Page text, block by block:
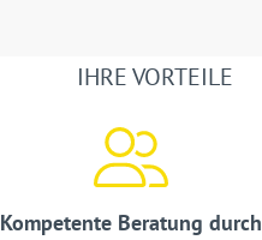
IHRE VORTEILE
Kompetente Beratung durch